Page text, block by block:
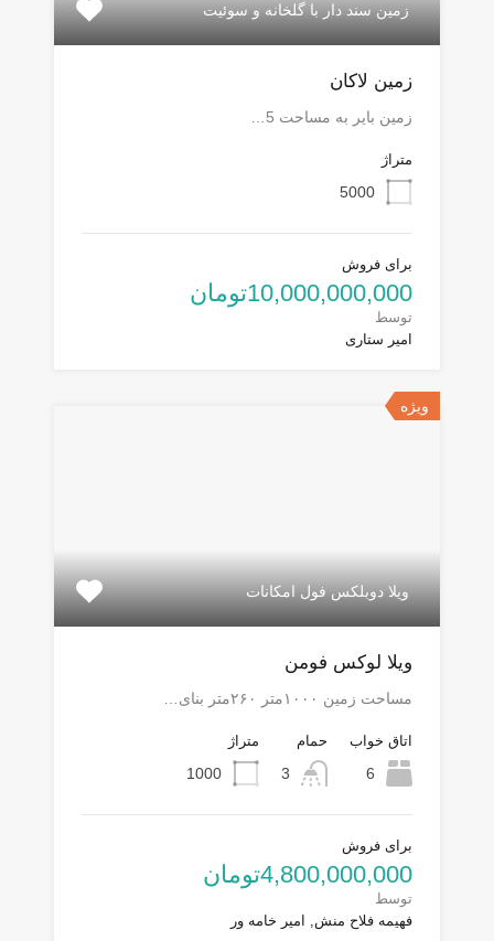
زمین سند دار با گلخانه و سوئیت
زمین لاکان
زمین بایر به مساحت 5…
متراژ
5000
برای فروش
10,000,000,000تومان
توسط
امیر ستاری
ویژه
ویلا دوبلکس فول امکانات
ویلا لوکس فومن
مساحت زمین ۱۰۰۰متر ۲۶۰متر بنای…
اتاق خواب
6
حمام
3
متراژ
1000
برای فروش
4,800,000,000تومان
توسط
فهیمه فلاح منش, امیر خامه ور